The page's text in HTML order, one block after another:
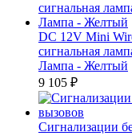
DC 12V Mini
сигнальная
Лампа - Желтый
9 105 ₽
Сигнализации